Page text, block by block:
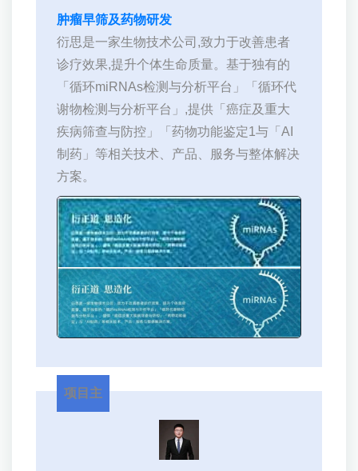
肿瘤早筛及药物研发
衍思是一家生物技术公司,致力于改善患者
诊疗效果,提升个体生命质量。基于独有的
「循环miRNAs检测与分析平台」「循环代
谢物检测与分析平台」,提供「癌症及重大
疾病筛查与防控」「药物功能鉴定1与「AI
制药」等相关技术、产品、服务与整体解决
方案。
项目主